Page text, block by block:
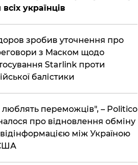
українців
зробив уточнення про
з Маском щодо
Starlink проти
балістики
люблять переможців", – Politico
про відновлення обміну
між Україною